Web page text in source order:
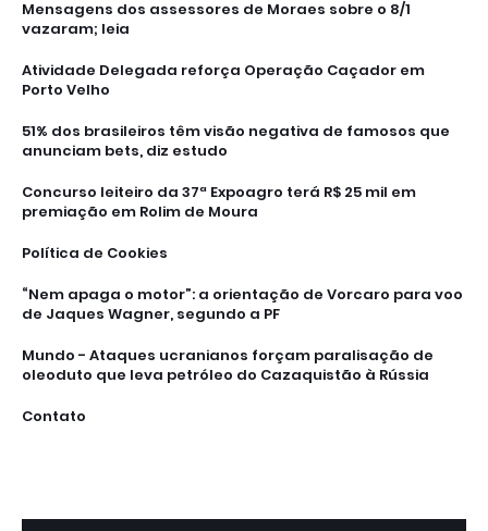
Mensagens dos assessores de Moraes sobre o 8/1
vazaram; leia
Atividade Delegada reforça Operação Caçador em
Porto Velho
51% dos brasileiros têm visão negativa de famosos que
anunciam bets, diz estudo
Concurso leiteiro da 37ª Expoagro terá R$ 25 mil em
premiação em Rolim de Moura
Política de Cookies
“Nem apaga o motor”: a orientação de Vorcaro para voo
de Jaques Wagner, segundo a PF
Mundo - Ataques ucranianos forçam paralisação de
oleoduto que leva petróleo do Cazaquistão à Rússia
Contato